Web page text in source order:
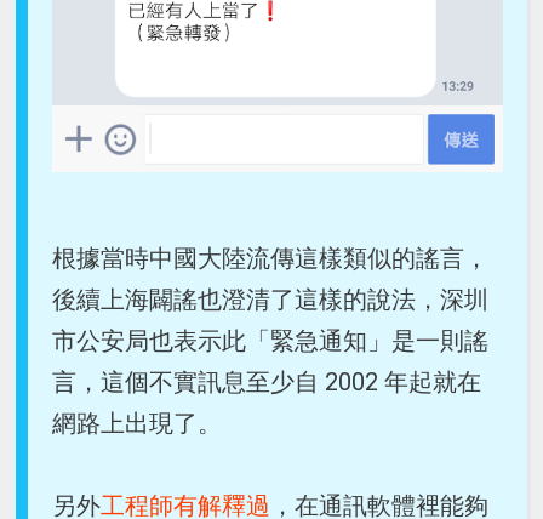
根據當時中國大陸流傳這樣類似的謠言，
後續上海闢謠也澄清了這樣的說法，深圳
市公安局也表示此「緊急通知」是一則謠
言，這個不實訊息至少自 2002 年起就在
網路上出現了。
另外工程師有解釋過 ，在通訊軟體裡能夠